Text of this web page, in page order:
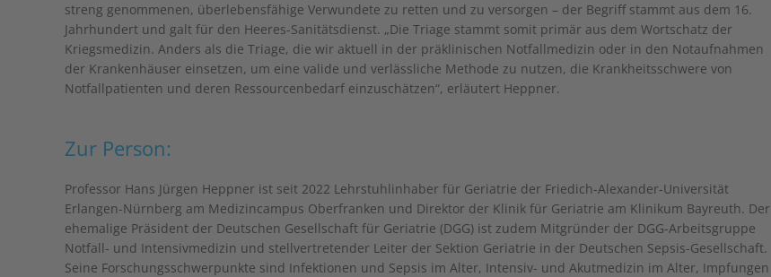
streng genommenen, überlebensfähige Verwundete zu retten und zu versorgen – der Begriff stammt aus dem 16.
Jahrhundert und galt für den Heeres-Sanitätsdienst. „Die Triage stammt somit primär aus dem Wortschatz der
Kriegsmedizin. Anders als die Triage, die wir aktuell in der präklinischen Notfallmedizin oder in den Notaufnahmen
der Krankenhäuser einsetzen, um eine valide und verlässliche Methode zu nutzen, die Krankheitsschwere von
Notfallpatienten und deren Ressourcenbedarf einzuschätzen“, erläutert Heppner.
Zur Person:
Professor Hans Jürgen Heppner ist seit 2022 Lehrstuhlinhaber für Geriatrie der Friedich-Alexander-Universität
Erlangen-Nürnberg am Medizincampus Oberfranken und Direktor der Klinik für Geriatrie am Klinikum Bayreuth. Der
ehemalige Präsident der Deutschen Gesellschaft für Geriatrie (DGG) ist zudem Mitgründer der DGG-Arbeitsgruppe
Notfall- und Intensivmedizin und stellvertretender Leiter der Sektion Geriatrie in der Deutschen Sepsis-Gesellschaft.
Seine Forschungsschwerpunkte sind Infektionen und Sepsis im Alter, Intensiv- und Akutmedizin im Alter, Impfungen